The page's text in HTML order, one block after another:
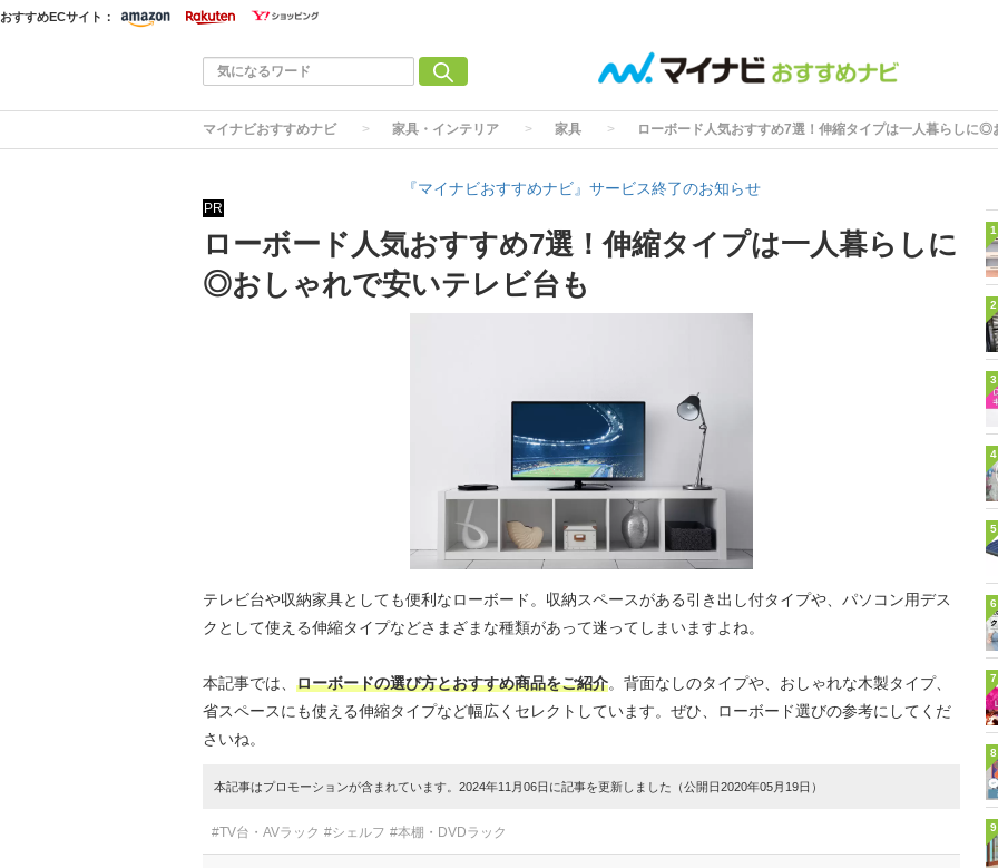
おすすめECサイト：
マイナビおすすめナビ 家具・インテリア 家具 ローボード人気おすすめ7選！伸縮タイプは一人暮らしに◎
『マイナビおすすめナビ』サービス終了のお知らせ
PR
ローボード人気おすすめ7選！伸縮タイプは一人暮らしに
◎おしゃれで安いテレビ台も
テレビ台や収納家具としても便利なローボード。収納スペースがある引き出し付タイプや、パソコン用デス
クとして使える伸縮タイプなどさまざまな種類があって迷ってしまいますよね。
本記事では、 ローボードの選び方とおすすめ商品をご紹介。背面なしのタイプや、おしゃれな木製タイプ、
省スペースにも使える伸縮タイプなど幅広くセレクトしています。ぜひ、ローボード選びの参考にしてくだ
さいね。
本記事はプロモーションが含まれています。2024年11月06日に記事を更新しました（公開日2020年05月19日）
#TV台・AVラック #シェルフ #本棚・DVDラック
1
2
3
4
5
6
7
8
9